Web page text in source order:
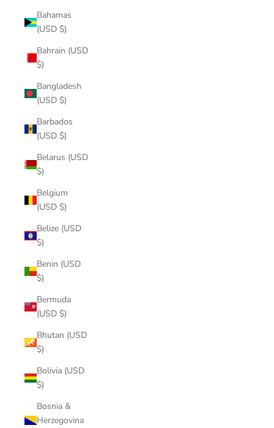
Bahamas
(USD $)
Bahrain (USD
$)
Bangladesh
(USD $)
Barbados
(USD $)
Belarus (USD
$)
Belgium
(USD $)
Belize (USD
$)
Benin (USD
$)
Bermuda
(USD $)
Bhutan (USD
$)
Bolivia (USD
$)
Bosnia &
Herzegovina